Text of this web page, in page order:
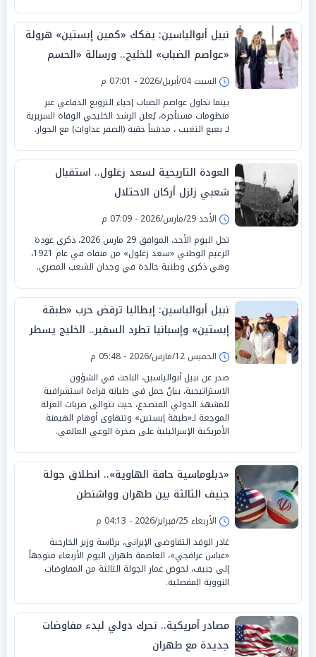
نبيل أبوالياسين: يفكك «كمين إبستين» هرولة
«عواصم الضباب» للخليج.. ورسالة «الحسم
الدبلوماسي» لـ «طهران »
السبت 04/أبريل/2026 - 07:01 م
بينما تحاول عواصم الضباب إحياء الترويع الدفاعي عبر
منظومات مستأجرة، يُعلن الرشد الخليجي الوفاة السريرية
لـ بعبع التغيب ، مدشناً حقبة (الصفر عداوات) مع الجوار.
العودة التاريخية لسعد زغلول.. استقبال
شعبي زلزل أركان الاحتلال
الأحد 29/مارس/2026 - 07:09 م
تحل اليوم الأحد، الموافق 29 مارس 2026، ذكرى عودة
الزعيم الوطني «سعد زغلول» من منفاه في عام 1921،
وهي ذكرى وطنية خالدة في وجدان الشعب المصري.
نبيل أبوالياسين: إيطاليا ترفض حرب «طبقة
إبستين» وإسبانيا تطرد السفير.. الخليج يسطر
السيادةالخميس 12/مارس/2026 - 05:48 م
صدر عن نبيل أبوالياسين، الباحث في الشؤون
الاستراتيجية، بيانٌ حمل في طياته قراءة استشرافية
للمشهد الدولي المتصدع، حيث تتوالى ضربات العزلة
الموجعة لـ«طبقة إبستين» وتتهاوى أوهام الهيمنة
الأمريكية الإسرائيلية على صخرة الوعي العالمي.
«دبلوماسية حافة الهاوية».. انطلاق جولة
جنيف الثالثة بين طهران وواشنطن
الأربعاء 25/فبراير/2026 - 04:13 م
غادر الوفد التفاوضي الإيراني، برئاسة وزير الخارجية
«عباس عراقجي»، العاصمة طهران اليوم الأربعاء متوجهاً
إلى جنيف، لخوض غمار الجولة الثالثة من المفاوضات
النووية المفصلية.
مصادر أمريكية.. تحرك دولي لبدء مفاوضات
جديدة مع طهران